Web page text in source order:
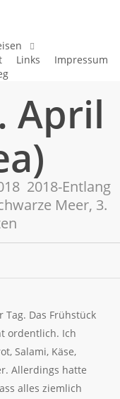
Links
Impressum
April
2018-Entlang
Meer, 3.
Das Frühstück
ordentlich. Ich
Salami, Käse,
Allerdings hatte
alles ziemlich